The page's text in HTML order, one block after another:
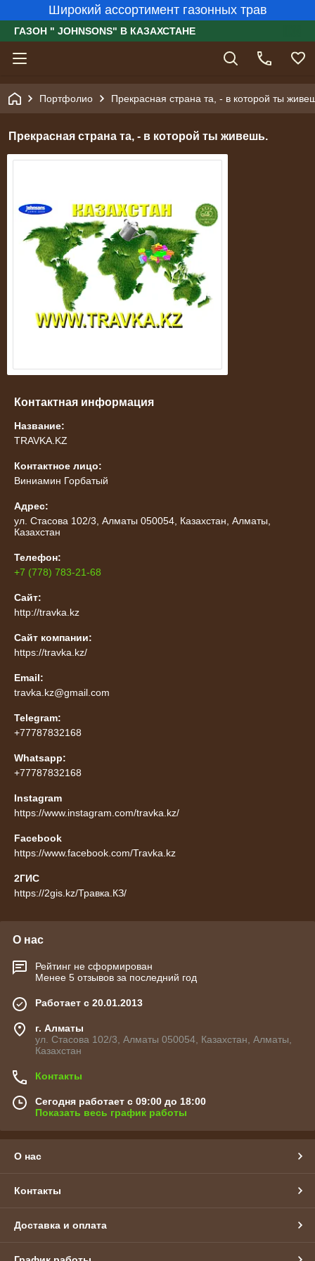
Широкий ассортимент газонных трав
ГАЗОН " JOHNSONS" В КАЗАХСТАНЕ
Портфолио Прекрасная страна та, - в которой ты
Прекрасная страна та, - в которой ты живешь.
Контактная информация
Название:
TRAVKA.KZ
Контактное лицо:
Виниамин Горбатый
Адрес:
ул. Стасова 102/3, Алматы 050054, Казахстан, Алматы,
Казахстан
Телефон:
+7 (778) 783-21-68
Сайт:
http://travka.kz
Сайт компании:
https://travka.kz/
Email:
travka.kz@gmail.com
Telegram:
+77787832168
Whatsapp:
+77787832168
Instagram
https://www.instagram.com/travka.kz/
Facebook
https://www.facebook.com/Travka.kz
2ГИС
https://2gis.kz/Травка.КЗ/
О нас
Рейтинг не сформирован
Менее 5 отзывов за последний год
Работает с 20.01.2013
г. Алматы
ул. Стасова 102/3, Алматы 050054, Казахстан, Алматы,
Казахстан
Контакты
Сегодня работает с 09:00 до 18:00
Показать весь график работы
О нас
Контакты
Доставка и оплата